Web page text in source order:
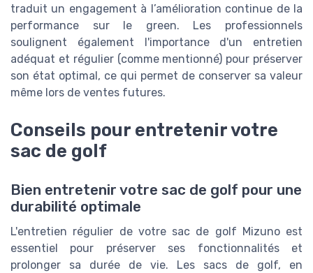
traduit un engagement à l’amélioration continue de la
performance sur le green. Les professionnels
soulignent également l'importance d'un entretien
adéquat et régulier (comme mentionné) pour préserver
son état optimal, ce qui permet de conserver sa valeur
même lors de ventes futures.
Conseils pour entretenir votre
sac de golf
Bien entretenir votre sac de golf pour une
durabilité optimale
L'entretien régulier de votre sac de golf Mizuno est
essentiel pour préserver ses fonctionnalités et
prolonger sa durée de vie. Les sacs de golf, en